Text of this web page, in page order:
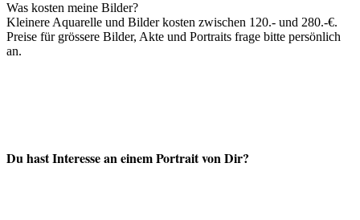
Was kosten meine Bilder?
Kleinere Aquarelle und Bilder kosten zwischen 120.- und 280.-€.
Preise für grössere Bilder, Akte und Portraits frage bitte persönlich
an.
Du hast Interesse an einem Portrait von Dir?